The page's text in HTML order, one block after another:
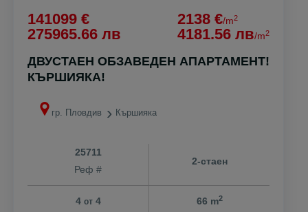
141099 €
275965.66 лв
2138 €/m2
4181.56 лв/m2
ДВУСТАЕН ОБЗАВЕДЕН АПАРТАМЕНТ!
КЪРШИЯКА!
гр. Пловдив Кършияка
25711
Реф #
2-стаен
4 от4
66 m2